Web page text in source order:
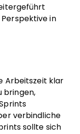
in
Arbeitszeit klar
bringen,
verbindliche
sollte sich